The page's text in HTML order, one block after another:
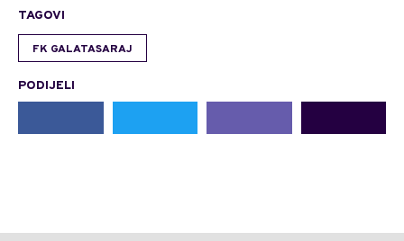
TAGOVI
FK GALATASARAJ
PODIJELI